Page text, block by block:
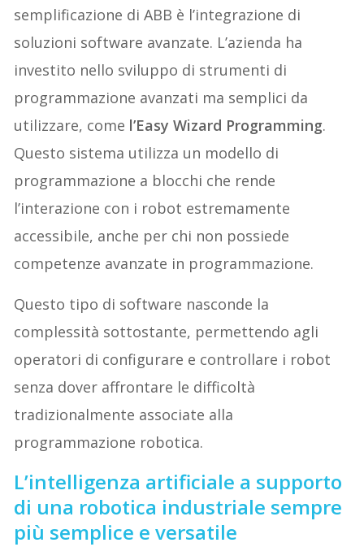
semplificazione di ABB è l’integrazione di
soluzioni software avanzate. L’azienda ha
investito nello sviluppo di strumenti di
programmazione avanzati ma semplici da
utilizzare, come l’Easy Wizard Programming.
Questo sistema utilizza un modello di
programmazione a blocchi che rende
l’interazione con i robot estremamente
accessibile, anche per chi non possiede
competenze avanzate in programmazione.
Questo tipo di software nasconde la
complessità sottostante, permettendo agli
operatori di configurare e controllare i robot
senza dover affrontare le difficoltà
tradizionalmente associate alla
programmazione robotica.
L’intelligenza artificiale a supporto
di una robotica industriale sempre
più semplice e versatile